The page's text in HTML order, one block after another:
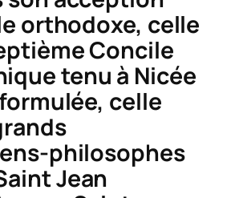
orthodoxe, celle
Concile
tenu à Nicée
celle
philosophes
Jean